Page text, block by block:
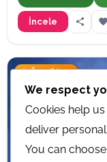
İncele
★ Öne Çıkan
We respect
Cookies help
deliver
You can